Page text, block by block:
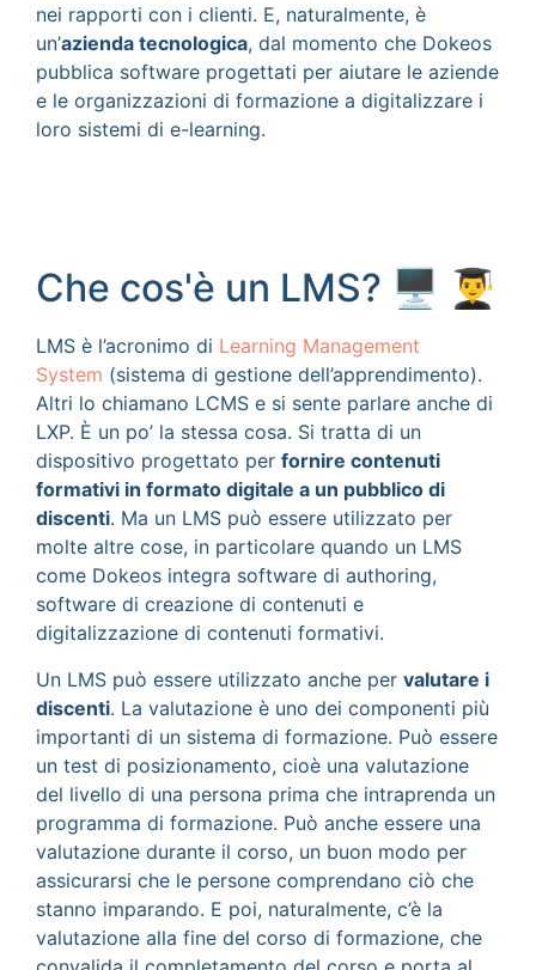
nei rapporti con i clienti. E, naturalmente, è
un’azienda tecnologica, dal momento che Dokeos
pubblica software progettati per aiutare le aziende
e le organizzazioni di formazione a digitalizzare i
loro sistemi di e-learning.
Che cos'è un LMS? 🖥️ 👨‍🎓
LMS è l’acronimo di Learning Management
System (sistema di gestione dell’apprendimento).
Altri lo chiamano LCMS e si sente parlare anche di
LXP. È un po’ la stessa cosa. Si tratta di un
dispositivo progettato per fornire contenuti
formativi in formato digitale a un pubblico di
discenti. Ma un LMS può essere utilizzato per
molte altre cose, in particolare quando un LMS
come Dokeos integra software di authoring,
software di creazione di contenuti e
digitalizzazione di contenuti formativi.
Un LMS può essere utilizzato anche per valutare i
discenti. La valutazione è uno dei componenti più
importanti di un sistema di formazione. Può essere
un test di posizionamento, cioè una valutazione
del livello di una persona prima che intraprenda un
programma di formazione. Può anche essere una
valutazione durante il corso, un buon modo per
assicurarsi che le persone comprendano ciò che
stanno imparando. E poi, naturalmente, c’è la
valutazione alla fine del corso di formazione, che